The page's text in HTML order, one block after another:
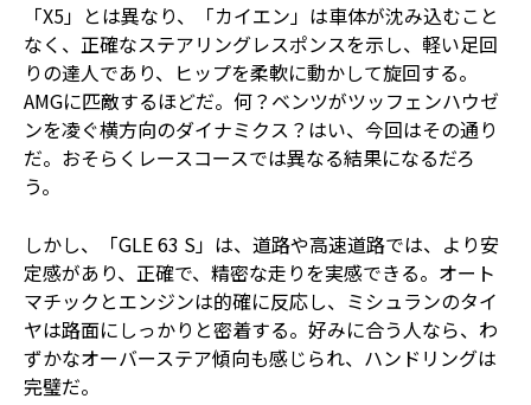
「X5」とは異なり、「カイエン」は車体が沈み込むこと
なく、正確なステアリングレスポンスを示し、軽い足回
りの達人であり、ヒップを柔軟に動かして旋回する。
AMGに匹敵するほどだ。何？ベンツがツッフェンハウゼ
ンを凌ぐ横方向のダイナミクス？はい、今回はその通り
だ。おそらくレースコースでは異なる結果になるだろ
う。
しかし、「GLE 63 S」は、道路や高速道路では、より安
定感があり、正確で、精密な走りを実感できる。オート
マチックとエンジンは的確に反応し、ミシュランのタイ
ヤは路面にしっかりと密着する。好みに合う人なら、わ
ずかなオーバーステア傾向も感じられ、ハンドリングは
完璧だ。